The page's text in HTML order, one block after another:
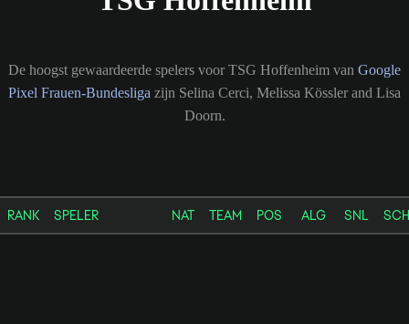
De hoogst gewaardeerde spelers voor TSG Hoffenheim van Google
Pixel Frauen-Bundesliga zijn Selina Cerci, Melissa Kössler and Lisa
Doorn.
RANK SPELER NAT TEAM POS ALG SNL SCH